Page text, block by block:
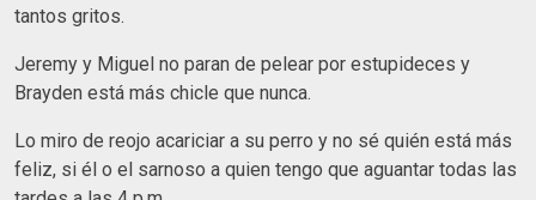
tantos gritos.
Jeremy y Miguel no paran de pelear por estupideces y
Brayden está más chicle que nunca.
Lo miro de reojo acariciar a su perro y no sé quién está más
feliz, si él o el sarnoso a quien tengo que aguantar todas las